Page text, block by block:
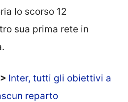
lo scorso 12
sua prima rete in
Inter, tutti gli obiettivi a
reparto